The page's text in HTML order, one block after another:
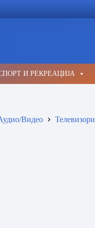
И РЕКРЕАЦИЈА
Видео Телевизори